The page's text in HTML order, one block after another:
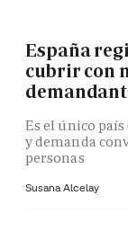
España
cubrir con
Es el único
y demanda
personas
Susana Alcelay